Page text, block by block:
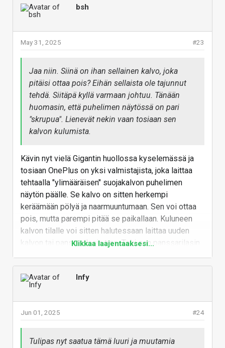
iskunkestävyyttä. Taskussa ei tarvitse olla kuin
muutama hiekkapölyn hiukkanen, niin
pahimmillaan ne riittävät naarmuttamaan lasin.
Safiirilasi on todella kova, mutta
luuri putoaa kovalle alustalle.
Vastaa
bsh
#23
May 31, 2025
Jaa niin. Siinä on ihan sellainen kalvo, joka
pitäisi ottaa pois? Eihän sellaista ole tajunnut
tehdä. Siitäpä kyllä varmaan johtuu. Tänään
huomasin, että puhelimen näytössä on pari
"skrupua". Lienevät nekin vaan tosiaan sen
kalvon kulumista.
Kävin nyt vielä Gigantin huollossa kyselemässä ja
tosiaan OnePlus on yksi valmistajista, joka laittaa
tehtaalla "ylimääräisen" suojakalvon puhelimen
näytön päälle. Se kalvo on sitten herkempi
keräämään pölyä ja naarmuuntumaan. Sen voi ottaa
pois, mutta parempi pitää se paikallaan. Kuluneen
kalvon tilalle voi sitten halutessaan laittaa uuden
kalvon tai panssarilasin tms. Toki sen panssarilasin
suojaa näytölle.
Omassa luurissa tuo tehtaan kalvo on kyllä alkanut
nähdä kuinka kauan se pysyy hyvänä.
Vastaa
Klikkaa laajentaaksesi...
Infy
#24
Jun 01, 2025
Tulipas nyt saatua tämä luuri ja muutamia